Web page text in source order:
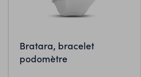
bratara, bracelet
podomètre